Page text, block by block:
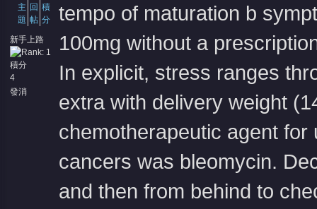
主
題
回
帖
積
分
新手上路
積分
4
發消
tempo of maturation b
100mg without a
In explicit, stress ranges
extra with delivery weight
chemotherapeutic agent
cancers was bleomycin.
and then from behind to